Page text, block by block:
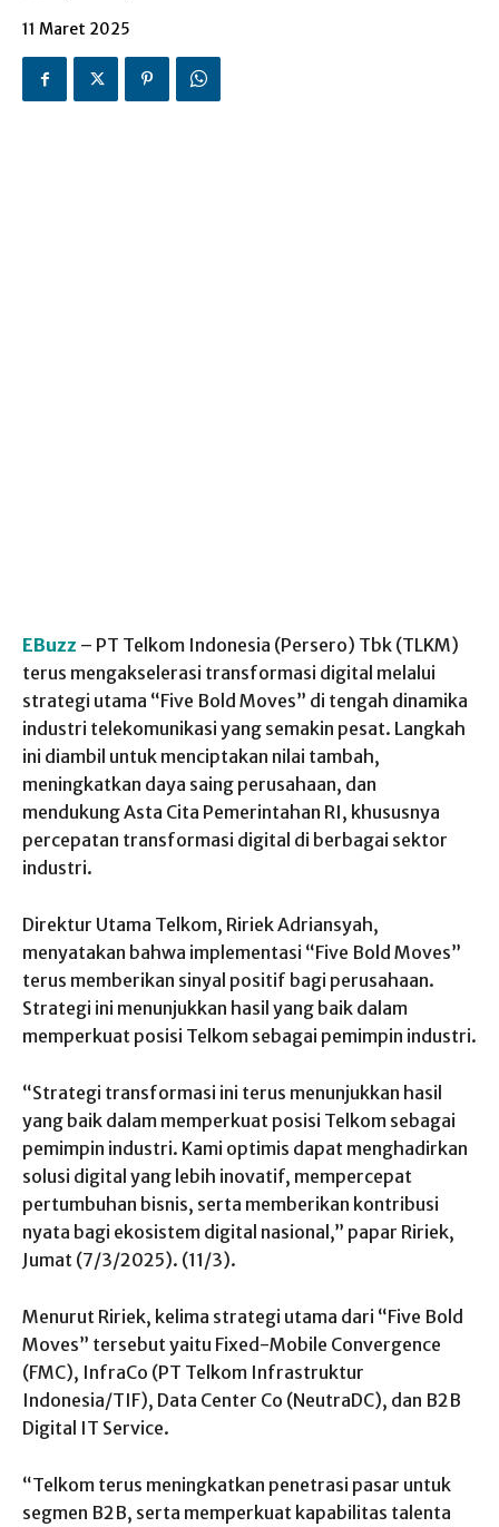
11 Maret 2025
EBuzz – PT Telkom Indonesia (Persero) Tbk (TLKM)
terus mengakselerasi transformasi digital melalui
strategi utama “Five Bold Moves” di tengah dinamika
industri telekomunikasi yang semakin pesat. Langkah
ini diambil untuk menciptakan nilai tambah,
meningkatkan daya saing perusahaan, dan
mendukung Asta Cita Pemerintahan RI, khususnya
percepatan transformasi digital di berbagai sektor
industri.
Direktur Utama Telkom, Ririek Adriansyah,
menyatakan bahwa implementasi “Five Bold Moves”
terus memberikan sinyal positif bagi perusahaan.
Strategi ini menunjukkan hasil yang baik dalam
memperkuat posisi Telkom sebagai pemimpin industri.
“Strategi transformasi ini terus menunjukkan hasil
yang baik dalam memperkuat posisi Telkom sebagai
pemimpin industri. Kami optimis dapat menghadirkan
solusi digital yang lebih inovatif, mempercepat
pertumbuhan bisnis, serta memberikan kontribusi
nyata bagi ekosistem digital nasional,” papar Ririek,
Jumat (7/3/2025). (11/3).
Menurut Ririek, kelima strategi utama dari “Five Bold
Moves” tersebut yaitu Fixed-Mobile Convergence
(FMC), InfraCo (PT Telkom Infrastruktur
Indonesia/TIF), Data Center Co (NeutraDC), dan B2B
Digital IT Service.
“Telkom terus meningkatkan penetrasi pasar untuk
segmen B2B, serta memperkuat kapabilitas talenta